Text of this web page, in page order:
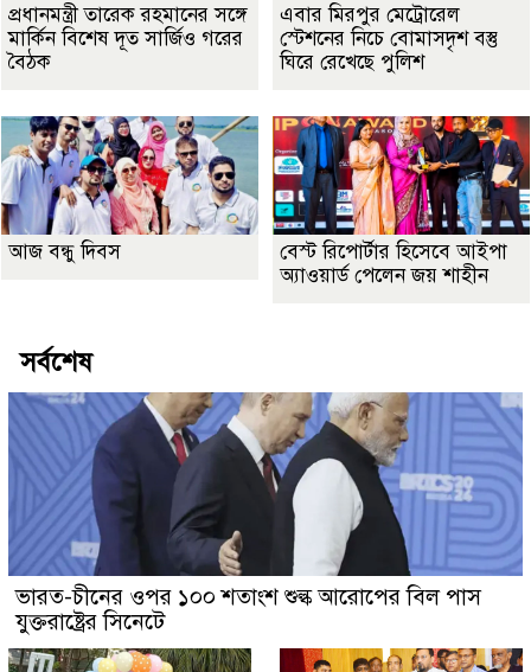
প্রধানমন্ত্রী তারেক রহমানের সঙ্গে
মার্কিন বিশেষ দূত সার্জিও গরের
বৈঠক
এবার মিরপুর মেট্রোরেল
স্টেশনের নিচে বোমাসদৃশ বস্তু
ঘিরে রেখেছে পুলিশ
আজ বন্ধু দিবস
বেস্ট রিপোর্টার হিসেবে আইপা
অ্যাওয়ার্ড পেলেন জয় শাহীন
সর্বশেষ
ভারত-চীনের ওপর ১০০ শতাংশ শুল্ক আরোপের বিল পাস
যুক্তরাষ্ট্রের সিনেটে